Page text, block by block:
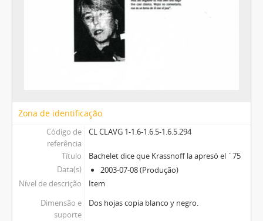
Zona de identificação
Código de
referência
CL CLAVG 1-1.6-1.6.5-1.6.5.294
Título
Bachelet dice que Krassnoff la apresó el ´75
Data(s)
2003-07-08 (Produção)
Nível de descrição
Item
Dimensão e
suporte
Dos hojas copia blanco y negro.